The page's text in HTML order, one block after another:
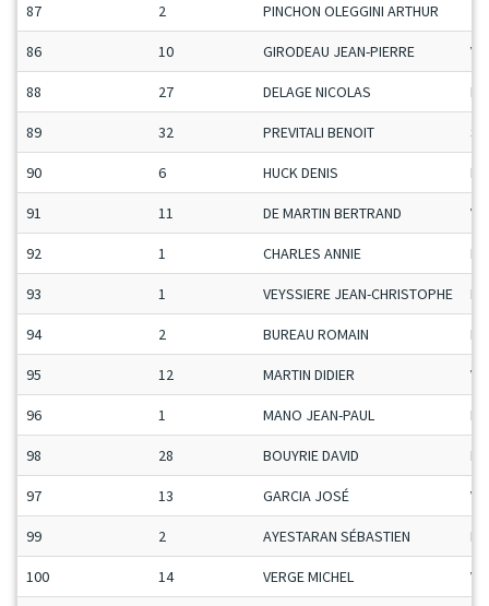
87 2 PINCHON OLEGGINI ARTHUR
86 10 GIRODEAU JEAN-PIERRE
88 27 DELAGE NICOLAS
89 32 PREVITALI BENOIT
90 6 HUCK DENIS
91 11 DE MARTIN BERTRAND
92 1 CHARLES ANNIE
93 1 VEYSSIERE JEAN-CHRISTOPHE
94 2 BUREAU ROMAIN
95 12 MARTIN DIDIER
96 1 MANO JEAN-PAUL
98 28 BOUYRIE DAVID
97 13 GARCIA JOSÉ
99 2 AYESTARAN SÉBASTIEN
100 14 VERGE MICHEL